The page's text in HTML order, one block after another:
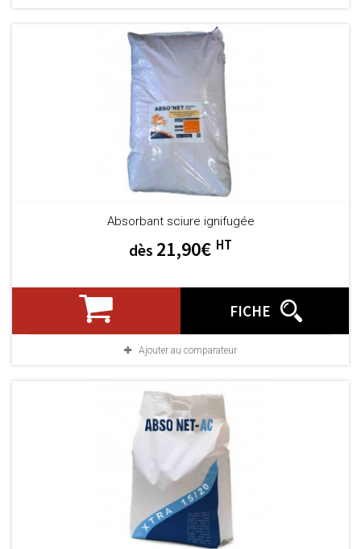
Absorbant sciure ignifugée
dès 21,90€ HT
FICHE
Ajouter au comparateur